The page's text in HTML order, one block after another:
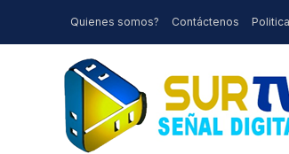
Quienes somos? Contáctenos